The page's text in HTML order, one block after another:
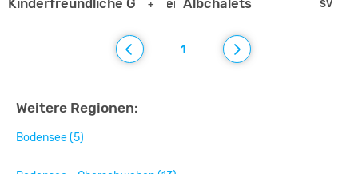
+ SV
1
Weitere Regionen:
Bodensee (5)